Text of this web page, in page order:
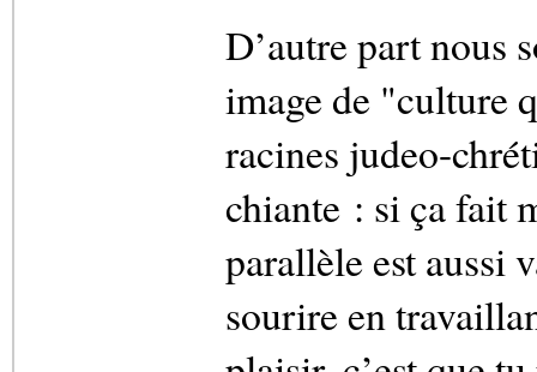
D’autre part nous
image de "culture
racines judeo-
chiante : si ça fait
parallèle est aussi
sourire en